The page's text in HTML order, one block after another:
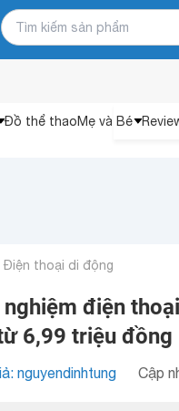
Đồ thể thaoMẹ và Bé
Điện thoại di động
điện
6,99 triệu đồng
nguyendinhtung Cập